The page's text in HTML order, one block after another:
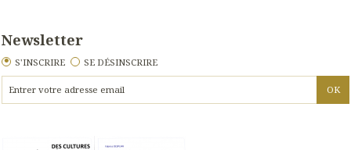
Newsletter
S'INSCRIRE SE DÉSINSCRIRE